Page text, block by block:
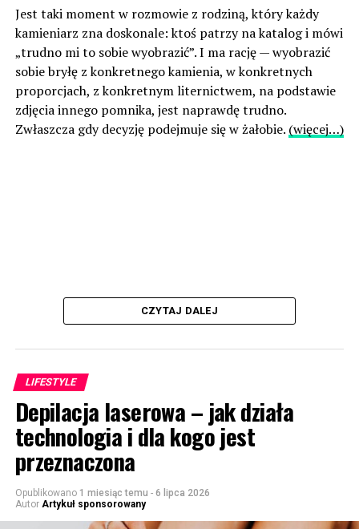
Jest taki moment w rozmowie z rodziną, który każdy
kamieniarz zna doskonale: ktoś patrzy na katalog i mówi
„trudno mi to sobie wyobrazić”. I ma rację — wyobrazić
sobie bryłę z konkretnego kamienia, w konkretnych
proporcjach, z konkretnym liternictwem, na podstawie
zdjęcia innego pomnika, jest naprawdę trudno.
Zwłaszcza gdy decyzję podejmuje się w żałobie. (więcej…)
CZYTAJ DALEJ
LIFESTYLE
Depilacja laserowa – jak działa
technologia i dla kogo jest
przeznaczona
Opublikowano 1 miesiąc temu - 6 lipca 2026
Autor Artykuł sponsorowany